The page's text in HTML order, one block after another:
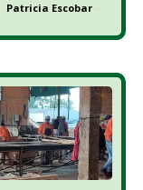
Patricia Escobar -